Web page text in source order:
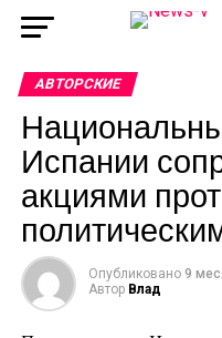
АВТОРСКИЕ
Испании
акциями
Опубликовано 9
Автор Влад